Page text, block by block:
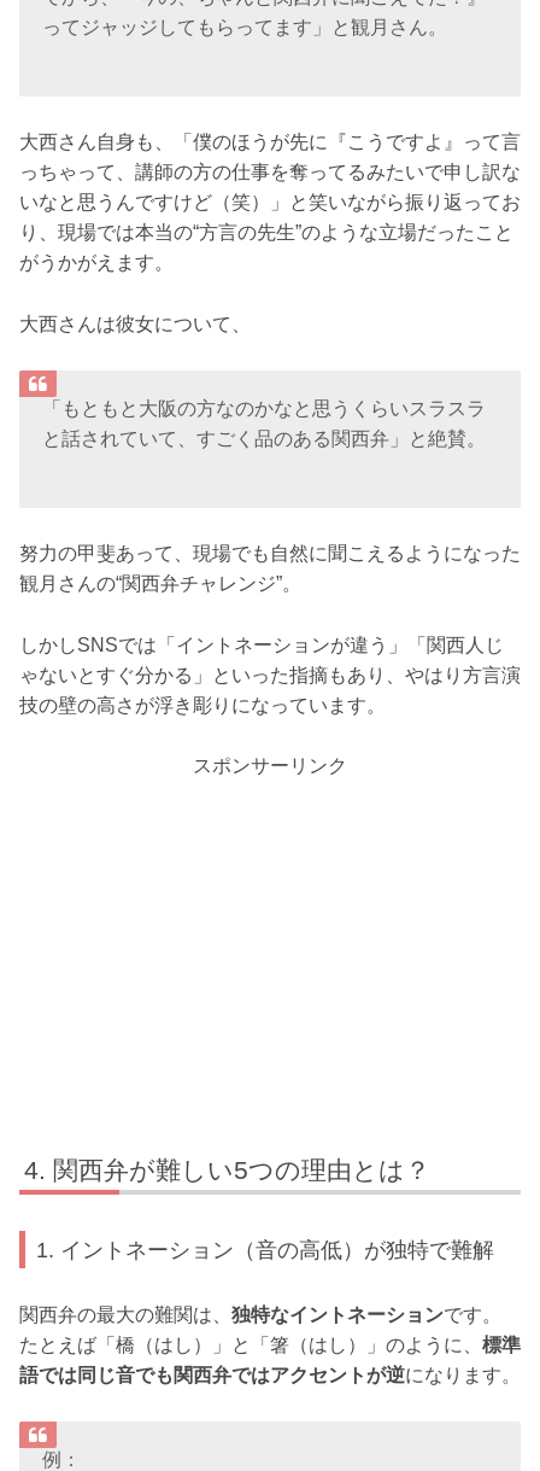
ってジャッジしてもらってます」と観月さん。
大西さん自身も、「僕のほうが先に『こうですよ』って言
っちゃって、講師の方の仕事を奪ってるみたいで申し訳な
いなと思うんですけど（笑）」と笑いながら振り返ってお
り、現場では本当の“方言の先生”のような立場だったこと
がうかがえます。
大西さんは彼女について、
「もともと大阪の方なのかなと思うくらいスラスラ
と話されていて、すごく品のある関西弁」と絶賛。
努力の甲斐あって、現場でも自然に聞こえるようになった
観月さんの“関西弁チャレンジ”。
しかしSNSでは「イントネーションが違う」「関西人じ
ゃないとすぐ分かる」といった指摘もあり、やはり方言演
技の壁の高さが浮き彫りになっています。
スポンサーリンク
関西弁が難しい5つの理由とは？
1. イントネーション（音の高低）が独特で難解
関西弁の最大の難関は、 独特なイントネーションです。
たとえば「橋（はし）」と「箸（はし）」のように、 標準
語では同じ音でも関西弁ではアクセントが逆になります。
例：